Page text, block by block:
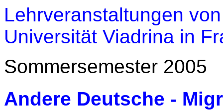
Lehrveranstaltungen
Universität Viadrina in
Sommersemester 2005
Andere Deutsche -